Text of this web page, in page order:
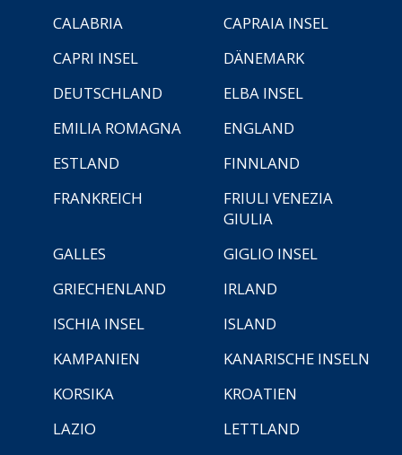
CALABRIA
CAPRAIA INSEL
CAPRI INSEL
DÄNEMARK
DEUTSCHLAND
ELBA INSEL
EMILIA ROMAGNA
ENGLAND
ESTLAND
FINNLAND
FRANKREICH
FRIULI VENEZIA
GIULIA
GALLES
GIGLIO INSEL
GRIECHENLAND
IRLAND
ISCHIA INSEL
ISLAND
KAMPANIEN
KANARISCHE INSELN
KORSIKA
KROATIEN
LAZIO
LETTLAND